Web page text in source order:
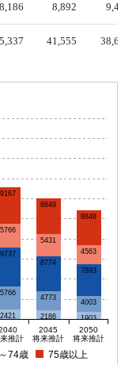
8,186 8,892
41,555
2421 2186 1903
5766
4773
4003
9737
8774
7893
5766
5431
4563
9167
8849
8848
推計
2045
将来推計
2050
将来推計
74歳 75歳以上